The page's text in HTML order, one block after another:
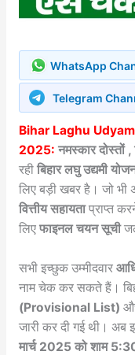
WhatsApp
Telegram
Bihar Laghu
2025: नमस्कार दोस्तों ,
रही बिहार लघु उद्यमी
लिए बड़ी खबर है। जो भी
वित्तीय सहायताप्राप्त
लिए फाइनल चयन सूची
सभी इच्छुक उम्मीदवार
नाम चेक कर सकते हैं।
(Provisional List)
जारी कर दी गई थी। अब
मार्च 2025 को शाम